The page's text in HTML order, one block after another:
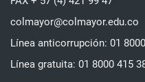
colmayor@colmayor.edu.co
Línea anticorrupción: 01
Línea gratuita: 01 8000 415